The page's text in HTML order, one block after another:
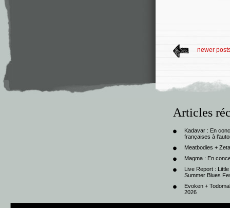
newer
Articles
Kadavar : En
françaises à
Meatbodies +
Magma : En
Live Report :
Summer Blues
Evoken +
2026